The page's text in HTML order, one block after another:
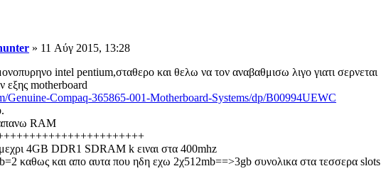
» 11 Αύγ 2015, 13:28
intel pentium,σταθερο και θελω να τον αναβαθμισω λιγο γιατι σερνεται
εξης motherboard
Genuine-Compaq-365865-001-Motherboard-Systems/dp/B00994UEWC
RAM
4GB DDR1 SDRAM k ειναι στα 400mhz
καθως και απο αυτα που ηδη εχω 2χ512mb==>3gb συνολικα στα τεσσερα slots